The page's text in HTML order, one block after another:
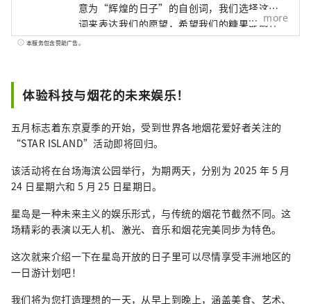
意为“辉煌的日子”的自创词，我们选择这个
词来表达我们的愿望，希望我们的糖果能够在
特殊场合和日常生活中陪伴顾客，为他们难忘
和“顺滑”。店主中山洋平主厨以在法国研修
时学到的技术和口味为基础，非常注重创造出
日本人熟悉且易于食用的食物口感。我的目标
是在简单的构图中增加对比度，并发挥出原料
本身的最佳风味。 我们的目标是成为一家综合
性的糕点店。 我们提供各种各样的产品，包括
entremets（整个蛋糕）、petit gateaux（单
干）、面包（如每天早上在店内烘焙的法式长
棍面包和羊角面包）以及装饰我们展示柜的巧
包括可以用作小礼物或在家放松的物品。 我们
希望能够长久地成为深受顾客喜爱的糕点店。
more
本服务包含赞助广告。
体验科技与烟花的未来娱乐！
五月标志着东京夏季的开始，受到世界各地烟花爱好者关注的
“STAR ISLAND”活动即将回归。
该活动将在台场海滨公园举行，为期两天，分别为 2025 年 5 月
24 日星期六和 5 月 25 日星期日。
星岛是一种未来主义的娱乐形式，与传统的烟花节截然不同。这
场精彩的表演以无人机、激光、音乐和烟花完美同步为特色。
这次就来介绍一下在星岛开放的日子里可以尽情享受丰洲地区的
一日游计划吧！
我们将为您打造理想的一天，从早上到晚上，涵盖美食、艺术、